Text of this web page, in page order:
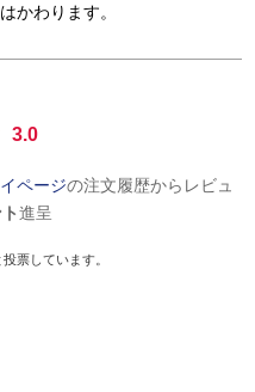
かわります。
3.0
ページの注文履歴からレビュ
進呈
票しています。